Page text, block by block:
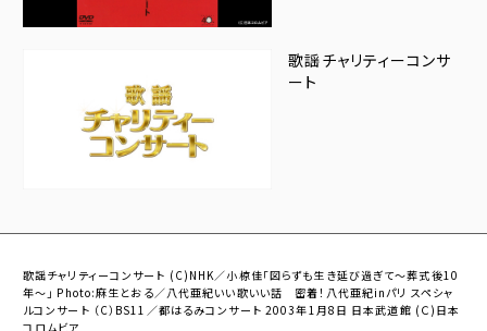
歌謡チャリティーコンサ
ート
歌謡チャリティーコンサート (C)NHK／小椋佳「図らずも生き延び過ぎて～葬式後10
年～」 Photo:麻生とおる／八代亜紀いい歌いい話 密着！八代亜紀inパリ スペシャ
ルコンサート （C）BS11／都はるみコンサート 2003年1月8日 日本武道館 (Ｃ)日本
コロムビア